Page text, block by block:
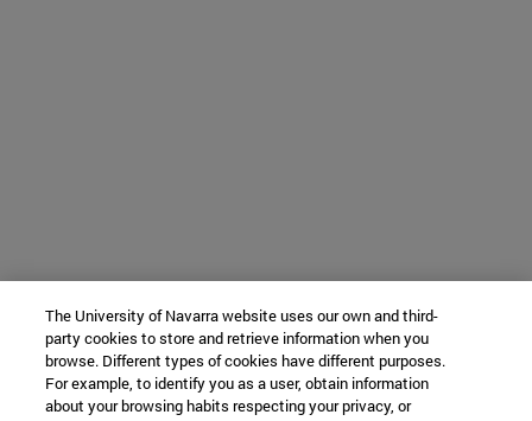
The University of Navarra website uses our own and third-
party cookies to store and retrieve information when you
browse. Different types of cookies have different purposes.
For example, to identify you as a user, obtain information
about your browsing habits respecting your privacy, or